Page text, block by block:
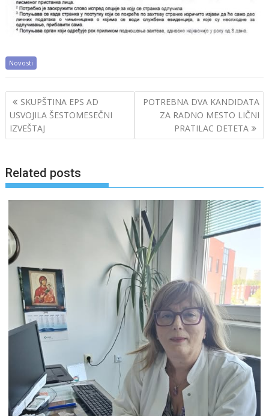
Novosti
Post
navigation
SKUPŠTINA EPS AD
USVOJILA ŠESTOMESEČNI
IZVEŠTAJ
POTREBNA DVA KANDIDATA
ZA RADNO MESTO LIČNI
PRATILAC DETETA
Related posts